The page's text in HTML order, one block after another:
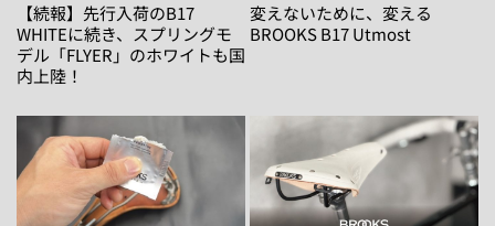
【続報】先行入荷のB17
WHITEに続き、スプリングモ
デル「FLYER」のホワイトも国
内上陸！
変えないために、変える
BROOKS B17 Utmost